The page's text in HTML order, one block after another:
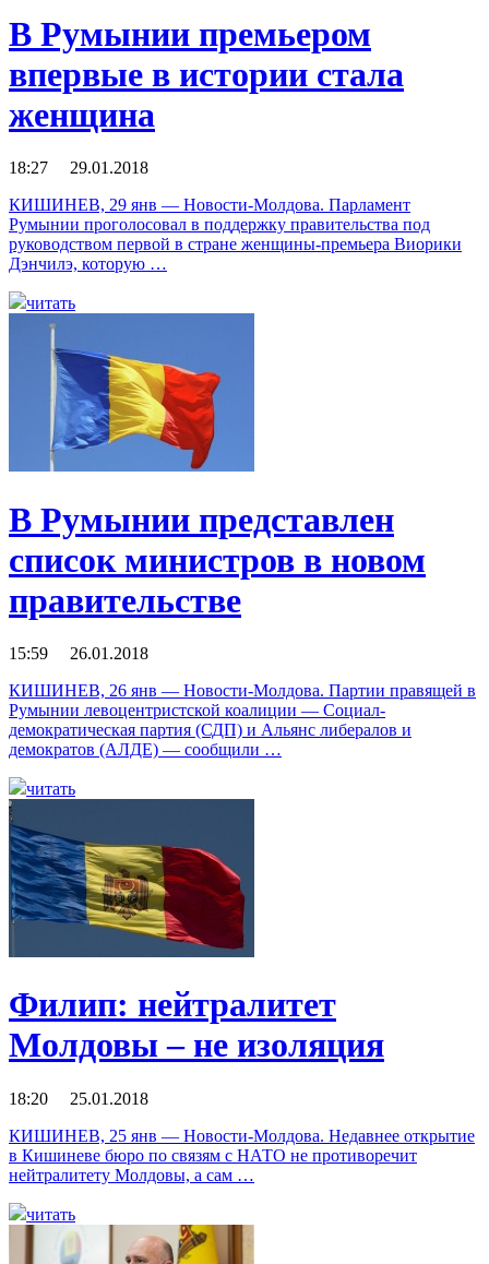
В Румынии премьером
впервые в истории стала
женщина
18:27 29.01.2018
КИШИНЕВ, 29 янв — Новости-Молдова. Парламент
Румынии проголосовал в поддержку правительства под
руководством первой в стране женщины-премьера Виорики
Дэнчилэ, которую …
читать
В Румынии представлен
список министров в новом
правительстве
15:59 26.01.2018
КИШИНЕВ, 26 янв — Новости-Молдова. Партии правящей в
Румынии левоцентристской коалиции — Социал-
демократическая партия (СДП) и Альянс либералов и
демократов (АЛДЕ) — сообщили …
читать
Филип: нейтралитет
Молдовы – не изоляция
18:20 25.01.2018
КИШИНЕВ, 25 янв — Новости-Молдова. Недавнее открытие
в Кишиневе бюро по связям с НАТО не противоречит
нейтралитету Молдовы, а сам …
читать